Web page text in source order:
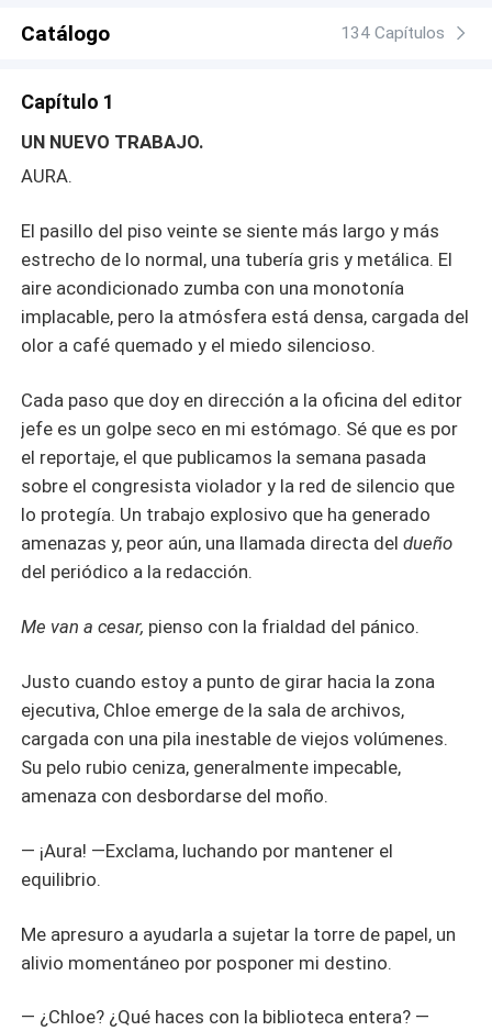
fragancia sutil de una oscuridad que podría destruirla. En
de Christopher Jones?
Catálogo 134 Capítulos
Capítulo 1
UN NUEVO TRABAJO.
AURA.
El pasillo del piso veinte se siente más largo y más
estrecho de lo normal, una tubería gris y metálica. El
aire acondicionado zumba con una monotonía
implacable, pero la atmósfera está densa, cargada del
olor a café quemado y el miedo silencioso.
Cada paso que doy en dirección a la oficina del editor
jefe es un golpe seco en mi estómago. Sé que es por
el reportaje, el que publicamos la semana pasada
sobre el congresista violador y la red de silencio que
lo protegía. Un trabajo explosivo que ha generado
amenazas y, peor aún, una llamada directa deldueño
del periódico a la redacción.
Me van a cesar, pienso con la frialdad del pánico.
Justo cuando estoy a punto de girar hacia la zona
ejecutiva, Chloe emerge de la sala de archivos,
cargada con una pila inestable de viejos volúmenes.
Su pelo rubio ceniza, generalmente impecable,
amenaza con desbordarse del moño.
— ¡Aura! —Exclama, luchando por mantener el
equilibrio.
Me apresuro a ayudarla a sujetar la torre de papel, un
alivio momentáneo por posponer mi destino.
— ¿Chloe? ¿Qué haces con la biblioteca entera? —